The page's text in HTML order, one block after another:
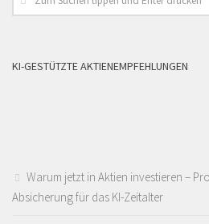
KI-GESTÜTZTE AKTIENEMPFEHLUNGEN
Warum jetzt in Aktien investieren –
Absicherung für das KI-Zeitalter